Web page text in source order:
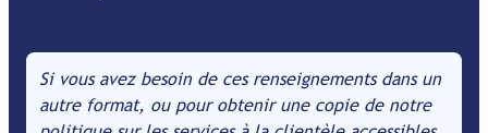
Si vous avez besoin de ces renseignements dans un
autre format, ou pour obtenir une copie de notre